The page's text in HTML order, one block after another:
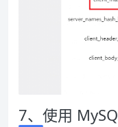
7、 使用